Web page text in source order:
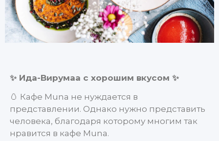
✨ Ида-Вирумаа с хорошим вкусом ✨
🥚 Кафе Muna не нуждается в
представлении. Однако нужно представить
человека, благодаря которому многим так
нравится в кафе Muna.